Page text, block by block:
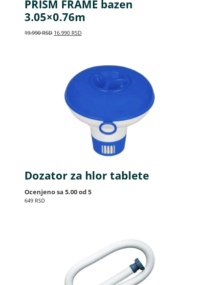
PRISM FRAME bazen
3.05×0.76m
19.990RSD 16.990 RSD
Dozator za hlor tablete
Ocenjeno sa 5.00od 5
649 RSD